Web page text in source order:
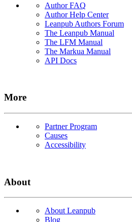
Author FAQ
Author Help Center
Leanpub Authors Forum
The Leanpub Manual
The LFM Manual
The Markua Manual
API Docs
More
Partner Program
Causes
Accessibility
About
About Leanpub
Blog